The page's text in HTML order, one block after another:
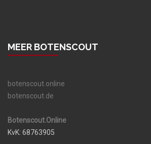
MEER BOTENSCOUT
botenscout.online
botenscout.de
Botenscout.Online
KvK: 68763905